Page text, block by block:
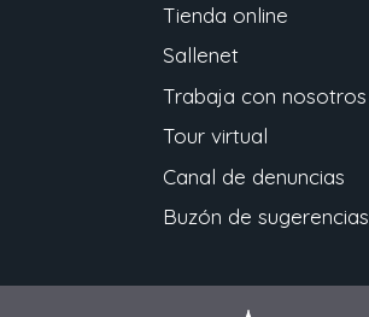
Tienda online
Sallenet
Trabaja con nosotros
Tour virtual
Canal de denuncias
Buzón de sugerencias